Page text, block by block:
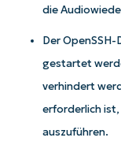
die
Der
gestartet
verhindert
erforderlich ist,
auszuführen.